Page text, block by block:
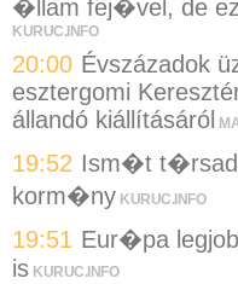
�llam fej�vel, de
KURUC.INFO
20:00 Évszázadok
esztergomi
állandó kiállításáról
19:52 Ism�t
korm�ny KURUC.INFO
19:51 Eur�pa
is KURUC.INFO